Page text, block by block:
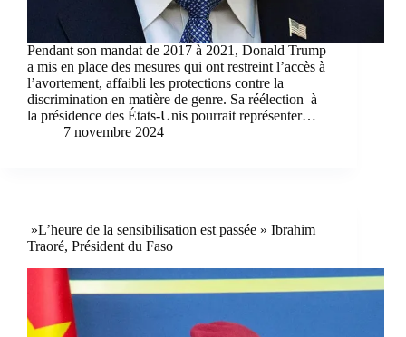
Pendant son mandat de 2017 à 2021, Donald Trump
a mis en place des mesures qui ont restreint l’accès à
l’avortement, affaibli les protections contre la
discrimination en matière de genre. Sa réélection à
la présidence des États-Unis pourrait représenter…
7 novembre 2024
»L’heure de la sensibilisation est passée » Ibrahim
Traoré, Président du Faso